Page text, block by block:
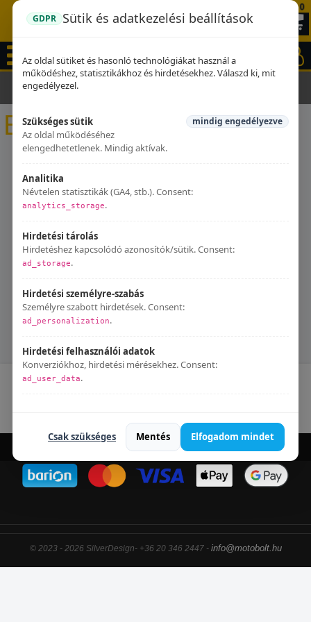
GDPR Sütik és adatkezelési beállítások
Az oldal sütiket és hasonló technológiákat használ a
működéshez, statisztikákhoz és hirdetésekhez. Válaszd ki, mit
engedélyezel.
Szükséges sütik
Az oldal működéséhez
elengedhetetlenek. Mindig aktívak.
mindig engedélyezve
Analitika
Névtelen statisztikák (GA4, stb.). Consent:
analytics_storage.
Hirdetési tárolás
Hirdetéshez kapcsolódó azonosítók/sütik. Consent:
ad_storage.
Hirdetési személyre-szabás
Személyre szabott hirdetések. Consent:
ad_personalization.
Hirdetési felhasználói adatok
Konverziókhoz, hirdetési mérésekhez. Consent:
ad_user_data.
Csak szükséges Mentés Elfogadom mindet
0
Kezdőlap Kipufogók
Beeline
BESTIA 3 3 SUPERMOTO
Kapcsolat
© 2023 - 2026 SilverDesign- +36 20 346 2447 - info@motobolt.hu